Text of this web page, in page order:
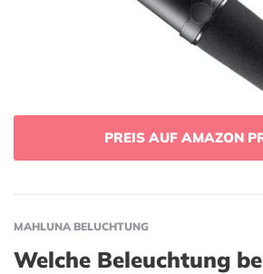
PREIS AUF AMAZON
MAHLUNA BELUCHTUNG
Welche Beleuchtung